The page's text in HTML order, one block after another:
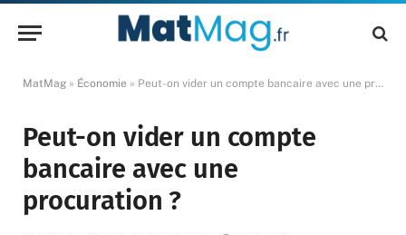
MatMag » Économie » Peut-on vider un compte bancaire avec une procuration ?
Peut-on vider un compte
bancaire avec une
procuration ?